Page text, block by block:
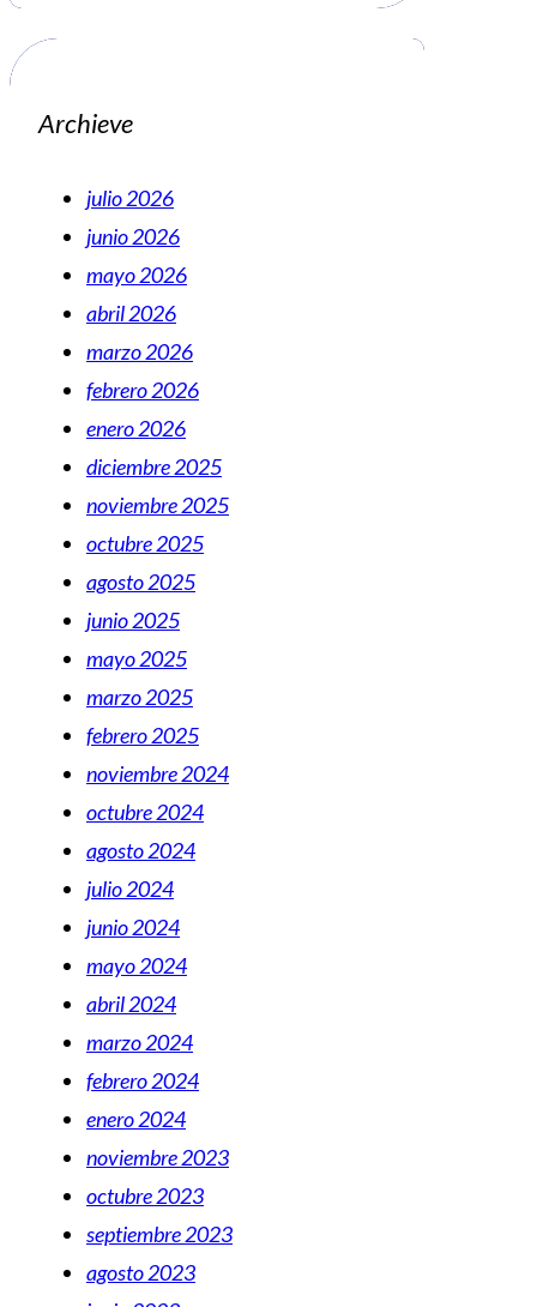
Archieve
julio 2026
junio 2026
mayo 2026
abril 2026
marzo 2026
febrero 2026
enero 2026
diciembre 2025
noviembre 2025
octubre 2025
agosto 2025
junio 2025
mayo 2025
marzo 2025
febrero 2025
noviembre 2024
octubre 2024
agosto 2024
julio 2024
junio 2024
mayo 2024
abril 2024
marzo 2024
febrero 2024
enero 2024
noviembre 2023
octubre 2023
septiembre 2023
agosto 2023